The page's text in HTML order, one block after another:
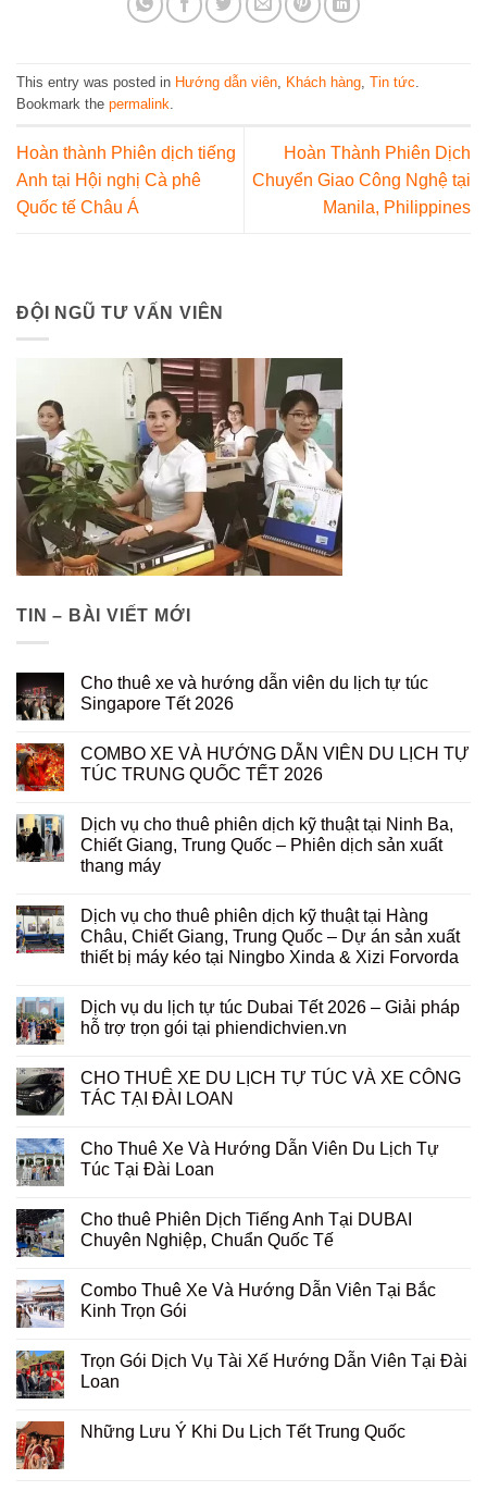
This entry was posted in Hướng dẫn viên Khách hàng Tin tức
Bookmark the permalink
Hoàn thành Phiên dịch tiếng
Anh tại Hội nghị Cà phê
Quốc tế Châu Á
Hoàn Thành Phiên Dịch
Chuyển Giao Công Nghệ tại
Manila, Philippines
ĐỘI NGŨ TƯ VẤN VIÊN
TIN – BÀI VIẾT MỚI
Cho thuê xe và hướng dẫn viên du lịch tự túc
Singapore Tết 2026
COMBO XE VÀ HƯỚNG DẪN VIÊN DU LỊCH TỰ
TÚC TRUNG QUỐC TẾT 2026
Dịch vụ cho thuê phiên dịch kỹ thuật tại Ninh Ba,
Chiết Giang, Trung Quốc – Phiên dịch sản xuất
thang máy
Dịch vụ cho thuê phiên dịch kỹ thuật tại Hàng
Châu, Chiết Giang, Trung Quốc – Dự án sản xuất
thiết bị máy kéo tại Ningbo Xinda & Xizi Forvorda
Dịch vụ du lịch tự túc Dubai Tết 2026 – Giải pháp
hỗ trợ trọn gói tại phiendichvien.vn
CHO THUÊ XE DU LỊCH TỰ TÚC VÀ XE CÔNG
TÁC TẠI ĐÀI LOAN
Cho Thuê Xe Và Hướng Dẫn Viên Du Lịch Tự
Túc Tại Đài Loan
Cho thuê Phiên Dịch Tiếng Anh Tại DUBAI
Chuyên Nghiệp, Chuẩn Quốc Tế
Combo Thuê Xe Và Hướng Dẫn Viên Tại Bắc
Kinh Trọn Gói
Trọn Gói Dịch Vụ Tài Xế Hướng Dẫn Viên Tại Đài
Loan
Những Lưu Ý Khi Du Lịch Tết Trung Quốc